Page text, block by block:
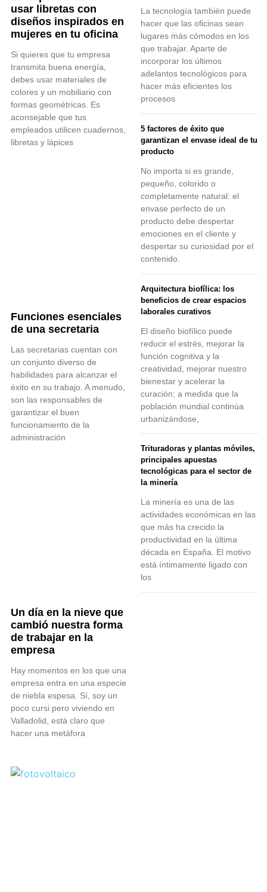
usar libretas con
diseños inspirados en
mujeres en tu oficina
Si quieres que tu empresa
transmita buena energía,
debes usar materiales de
colores y un mobiliario con
formas geométricas. Es
aconsejable que tus
empleados utilicen cuadernos,
libretas y lápices
Funciones esenciales
de una secretaria
Las secretarias cuentan con
un conjunto diverso de
habilidades para alcanzar el
éxito en su trabajo. A menudo,
son las responsables de
garantizar el buen
funcionamiento de la
administración
Un día en la nieve que
cambió nuestra forma
de trabajar en la
empresa
Hay momentos en los que una
empresa entra en una especie
de niebla espesa. Sí, soy un
poco cursi pero viviendo en
Valladolid, está claro que
hacer una metáfora
La tecnología también puede
hacer que las oficinas sean
lugares más cómodos en los
que trabajar. Aparte de
incorporar los últimos
adelantos tecnológicos para
hacer más eficientes los
procesos
5 factores de éxito que
garantizan el envase ideal de tu
producto
No importa si es grande,
pequeño, colorido o
completamente natural: el
envase perfecto de un
producto debe despertar
emociones en el cliente y
despertar su curiosidad por el
contenido.
Arquitectura biofílica: los
beneficios de crear espacios
laborales curativos
El diseño biofílico puede
reducir el estrés, mejorar la
función cognitiva y la
creatividad, mejorar nuestro
bienestar y acelerar la
curación; a medida que la
población mundial continúa
urbanizándose,
Trituradoras y plantas móviles,
principales apuestas
tecnológicas para el sector de
la minería
La minería es una de las
actividades económicas en las
que más ha crecido la
productividad en la última
década en España. El motivo
está íntimamente ligado con
los